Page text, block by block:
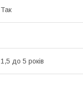
Так
1,5 до 5 років